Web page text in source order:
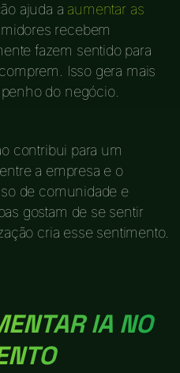
ajuda a aumentar as
recebem
fazem sentido para
Isso gera mais
do negócio.
contribui para um
a empresa e o
de comunidade e
gostam de se sentir
cria esse sentimento.
IA NO